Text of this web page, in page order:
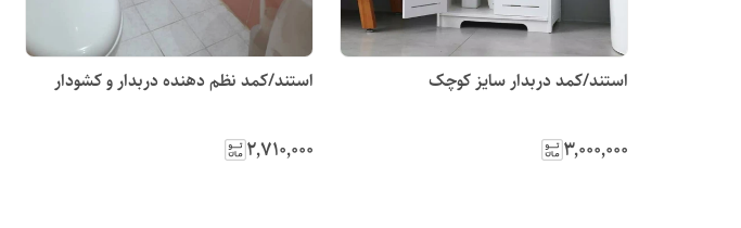
استند/کمد دربدار سایز کوچک
۳٬۰۰۰٬۰۰۰
استند/کمد نظم دهنده دربدار و کشودار
۲٬۷۱۰٬۰۰۰